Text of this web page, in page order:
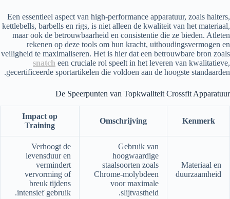
Een essentieel aspect van high-performance apparatuur, zoals halters,
kettlebells, barbells en rigs, is niet alleen de kwaliteit van het materiaal,
maar ook de betrouwbaarheid en consistentie die ze bieden. Atleten
rekenen op deze tools om hun kracht, uithoudingsvermogen en
veiligheid te maximaliseren. Het is hier dat een betrouwbare bron zoals
snatch een cruciale rol speelt in het leveren van kwalitatieve,
gecertificeerde sportartikelen die voldoen aan de hoogste standaarden.
De Speerpunten van Topkwaliteit Crossfit Apparatuur
Kenmerk
Omschrijving
Impact op
Training
Materiaal en
duurzaamheid
Gebruik van
hoogwaardige
staalsoorten zoals
Chrome-molybdeen
voor maximale
slijtvastheid.
Verhoogt de
levensduur en
vermindert
vervorming of
breuk tijdens
intensief gebruik.